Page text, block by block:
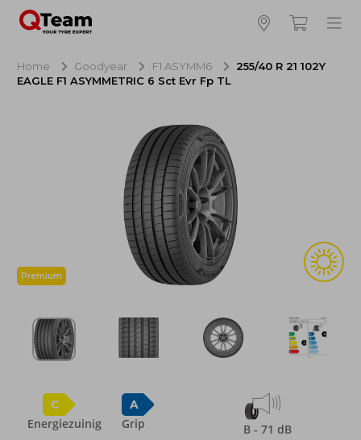
Hoeveel banden wilt u bestellen?
Totaal inclusief BTW:
Bestellen
Annuleren
Home Goodyear F1 ASYMM6
255/40 R 21 102Y
EAGLE F1 ASYMMETRIC 6 Sct Evr Fp TL
Premium
C
Energiezuinig
A
Grip B - 71 dB